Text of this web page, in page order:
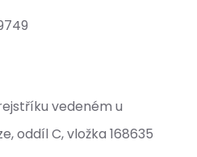
vedeném u
oddíl C, vložka 168635